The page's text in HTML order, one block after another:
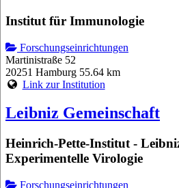
Institut für Immunologie
Forschungseinrichtungen
Martinistraße 52
20251 Hamburg 55.64 km
Link zur Institution
Leibniz Gemeinschaft
Heinrich-Pette-Institut -
Experimentelle Virologie
Forschungseinrichtungen